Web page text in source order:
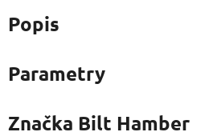
Popis
Parametry
Značka Bilt Hamber